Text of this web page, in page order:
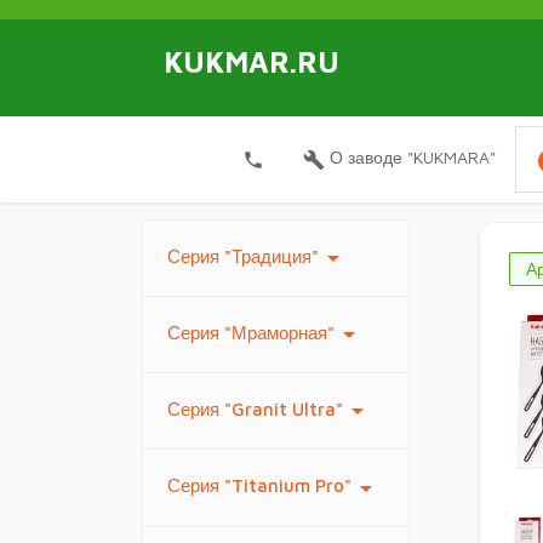
KUKMAR.RU
local_phone build О заводе "KUKMARA"
Серия "Традиция" arrow_drop_down
Серия "Мраморная" arrow_drop_down
Серия "Granit Ultra" arrow_drop_down
Серия "Titanium Pro" arrow_drop_down